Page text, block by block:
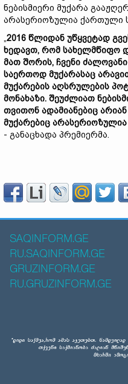
ნებისმიერი მუქარა
არასერიოზულია ქართული
„2016 წლიდან უწყვეტად
ხედავთ, რომ სახელმწიფო
მათ შორის, ჩვენი
საერთოდ მუქარასაც
მუქარების აღსრულების
მონახაზი. შეუძლიათ
თვითონ ადამიანებიც
მუქარებიც
- განაცხადა პრემიერმა.
SAQINFORM.GE
RU.SAQINFORM.GE
GRUZINFORM.GE
RU.GRUZINFORM.GE